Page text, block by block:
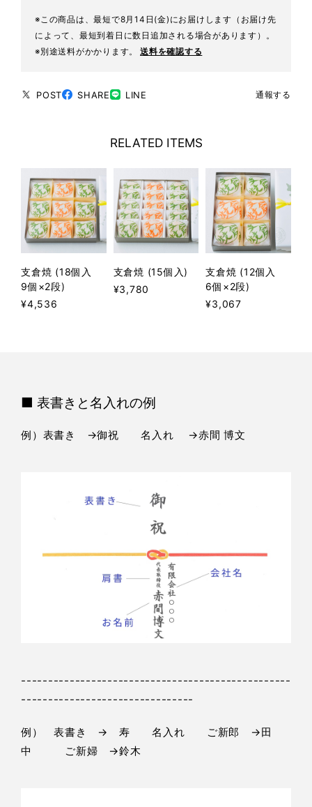
※この商品は、最短で8月14日(金)にお届けします（お届け先
によって、最短到着日に数日追加される場合があります）。
※別途送料がかかります。
送料を確認する
POST SHARE LINE 通報する
RELATED ITEMS
支倉焼 (18個入
9個×2段)
¥4,536
支倉焼 (15個入)
¥3,780
支倉焼 (12個入
6個×2段)
¥3,067
■ 表書きと名入れの例
例）表書き →御祝 名入れ →赤間 博文
--------------------------------------------------
--------------------------------
例） 表書き → 寿 名入れ ご新郎 →田
中 ご新婦 →鈴木